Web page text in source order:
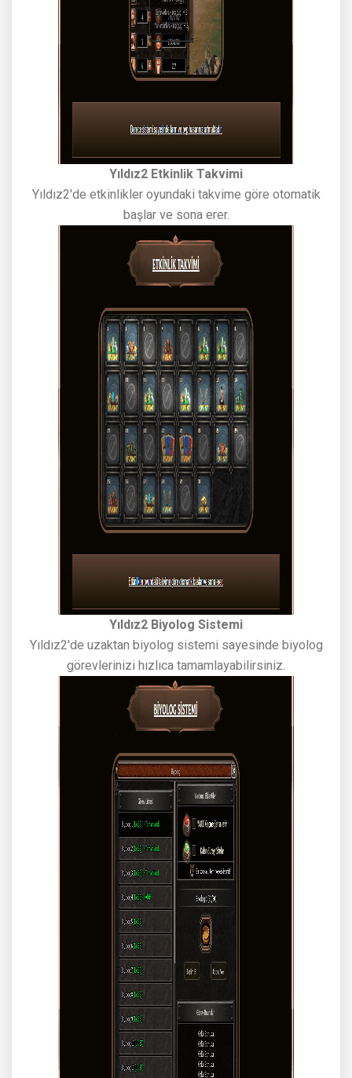
Yıldız2 Etkinlik Takvimi
Yıldız2'de etkinlikler oyundaki takvime göre otomatik
başlar ve sona erer.
Yıldız2 Biyolog Sistemi
Yıldız2'de uzaktan biyolog sistemi sayesinde biyolog
görevlerinizi hızlıca tamamlayabilirsiniz.